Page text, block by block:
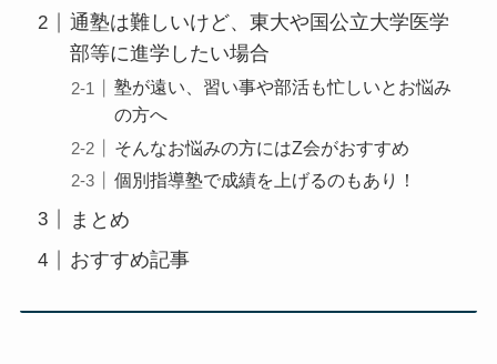
通塾は難しいけど、東大や国公立大学医学
部等に進学したい場合
塾が遠い、習い事や部活も忙しいとお悩み
の方へ
そんなお悩みの方にはZ会がおすすめ
個別指導塾で成績を上げるのもあり！
まとめ
おすすめ記事